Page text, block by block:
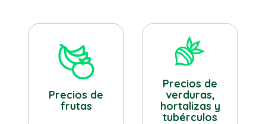
Precios de
frutas
Precios de
verduras,
hortalizas y
tubérculos